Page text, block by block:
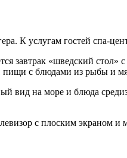
К услугам гостей спа-
завтрак «шведский
пищи с блюдами из рыбы и
вид на море и блюда
с плоским экраном